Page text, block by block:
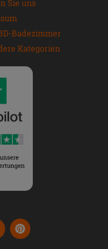
Sie uns
Badezimmer
Kategorien